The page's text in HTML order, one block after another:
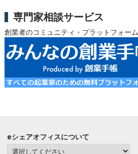
専門家相談サービス
創業者のコミュニティ・プラットフォーム
eシェアオフィスについて